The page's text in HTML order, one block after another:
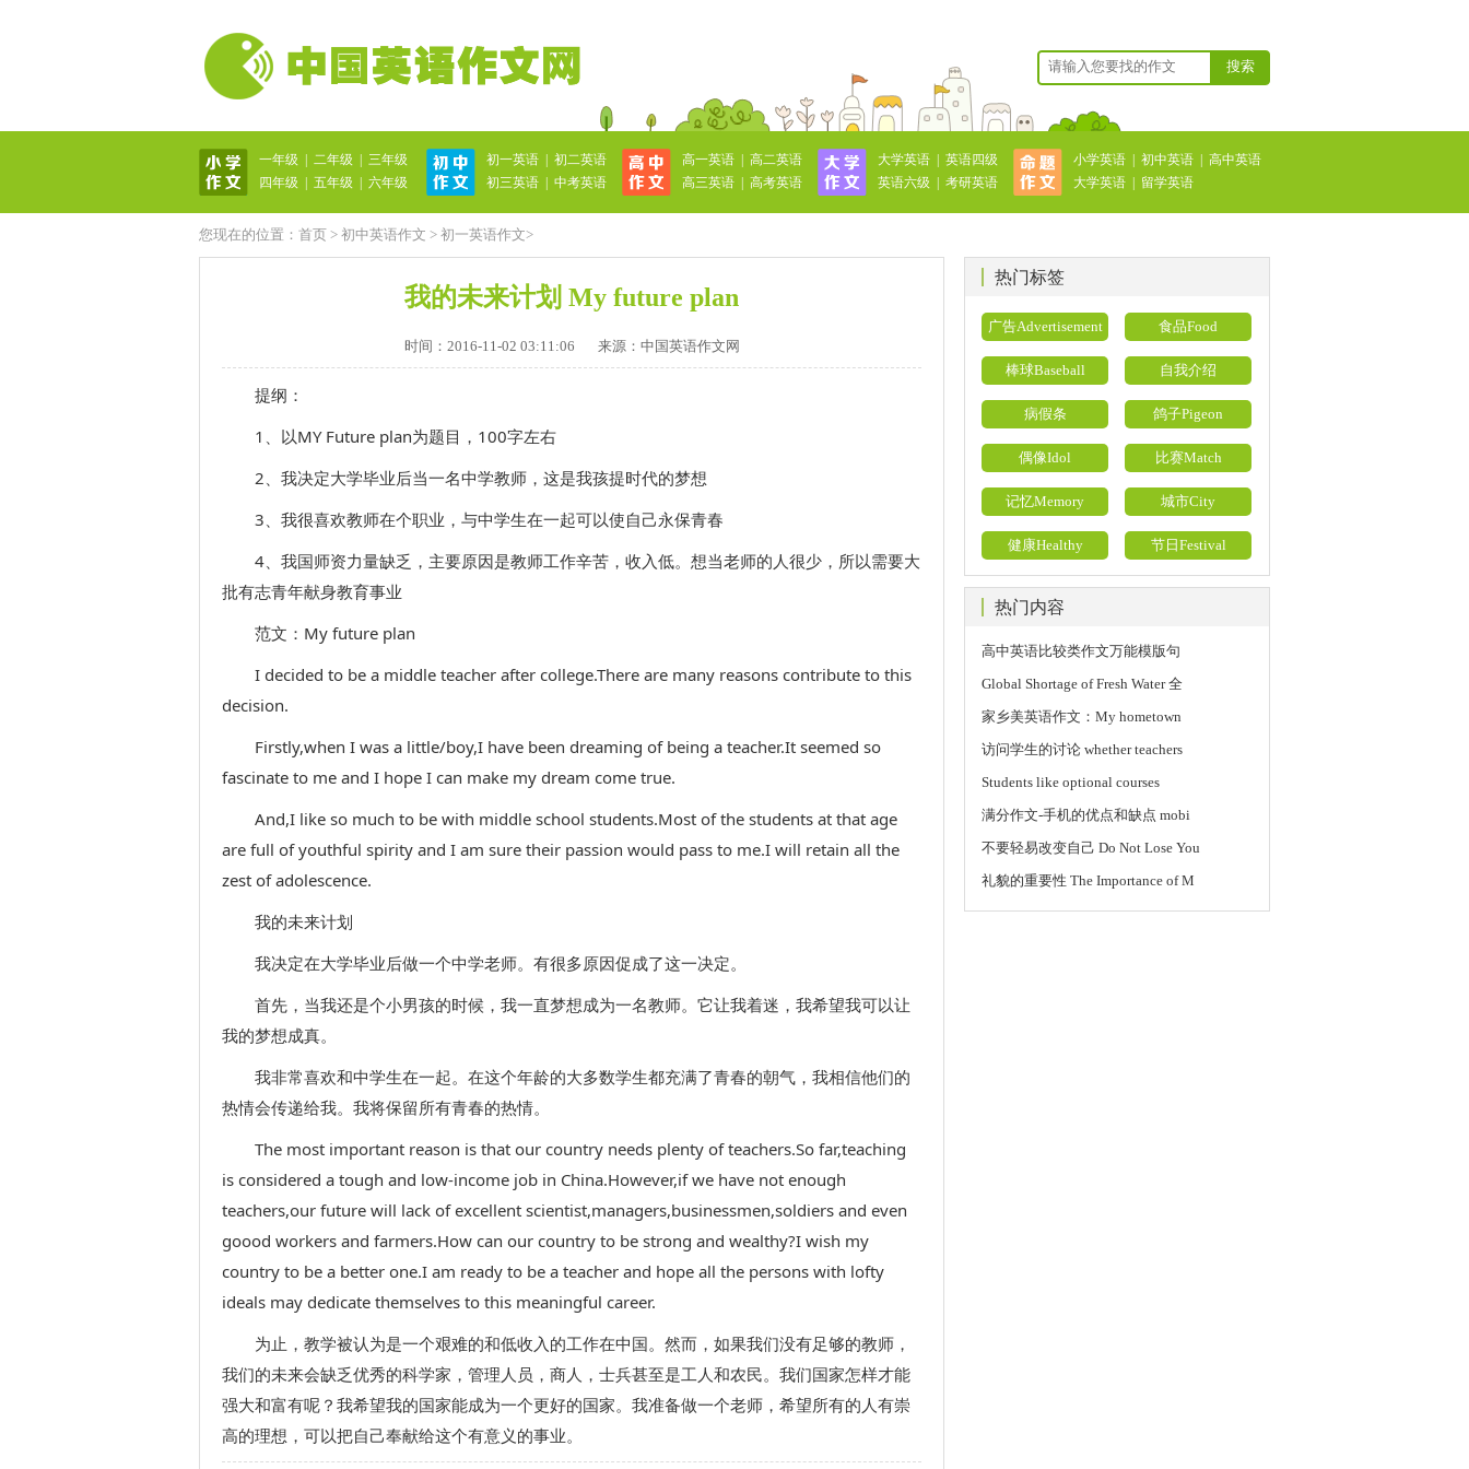
英语作文网
搜索
一年级 二年级
三年级
四年级
五年级 六年级
初一英语
初二英语
初三英语
中考英语
高一英语
高二英语
高三英语
高考英语
大学英语
英语四级
英语六级
考研英语
小学英语 初中英语
高中英语
大学英语
留学英语
您现在的位置： 首页 > 初中英语作文 > 初一英语作文>
我的未来计划 My future plan
时间：2016-11-02 03:11:06 来源：中国英语作文网
提纲：
1、以MY Future plan为题目，100字左右
2、我决定大学毕业后当一名中学教师，这是我孩提时代的梦想
3、我很喜欢教师在个职业，与中学生在一起可以使自己永保青春
4、我国师资力量缺乏，主要原因是教师工作辛苦，收入低。想当老师的人很少，所以需要大
批有志青年献身教育事业
范文：My future plan
I decided to be a middle teacher after college.There are many reasons contribute to this
decision.
Firstly,when I was a little/boy,I have been dreaming of being a teacher.It seemed so
fascinate to me and I hope I can make my dream come true.
And,I like so much to be with middle school students.Most of the students at that age
are full of youthful spirity and I am sure their passion would pass to me.I will retain all the
zest of adolescence.
我的未来计划
我决定在大学毕业后做一个中学老师。有很多原因促成了这一决定。
首先，当我还是个小男孩的时候，我一直梦想成为一名教师。它让我着迷，我希望我可以让
我的梦想成真。
我非常喜欢和中学生在一起。在这个年龄的大多数学生都充满了青春的朝气，我相信他们的
热情会传递给我。我将保留所有青春的热情。
The most important reason is that our country needs plenty of teachers.So far,teaching
is considered a tough and low-income job in China.However,if we have not enough
teachers,our future will lack of excellent scientist,managers,businessmen,soldiers and even
goood workers and farmers.How can our country to be strong and wealthy?I wish my
country to be a better one.I am ready to be a teacher and hope all the persons with lofty
ideals may dedicate themselves to this meaningful career.
为止，教学被认为是一个艰难的和低收入的工作在中国。然而，如果我们没有足够的教师，
我们的未来会缺乏优秀的科学家，管理人员，商人，士兵甚至是工人和农民。我们国家怎样才能
强大和富有呢？我希望我的国家能成为一个更好的国家。我准备做一个老师，希望所有的人有崇
高的理想，可以把自己奉献给这个有意义的事业。
热门标签
广告Advertisement 食品Food
棒球Baseball 自我介绍
病假条 鸽子Pigeon
偶像Idol 比赛Match
记忆Memory 城市City
健康Healthy 节日Festival
热门内容
高中英语比较类作文万能模版句
Global Shortage of Fresh Water 全
家乡美英语作文：My hometown
访问学生的讨论 whether teachers
Students like optional courses
满分作文-手机的优点和缺点 mobi
不要轻易改变自己 Do Not Lose You
礼貌的重要性 The Importance of M